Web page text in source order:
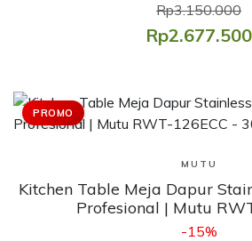
Rp3.150.000
Rp2.677.500
PROMO
Lihat Produk
MUTU
Kitchen Table Meja Dapur
Profesional | Mutu
-15%